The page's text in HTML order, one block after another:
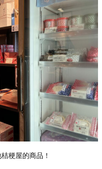
梗屋的商品！